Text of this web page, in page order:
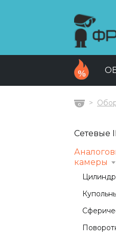
Главная
Сетевые
камеры